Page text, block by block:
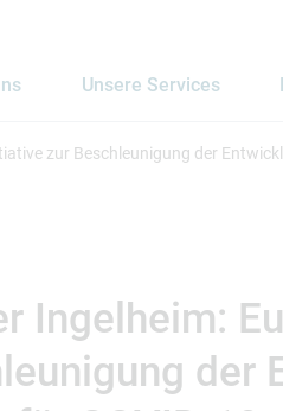
Unsere Services
zur Beschleunigung der
Ingelheim:
der